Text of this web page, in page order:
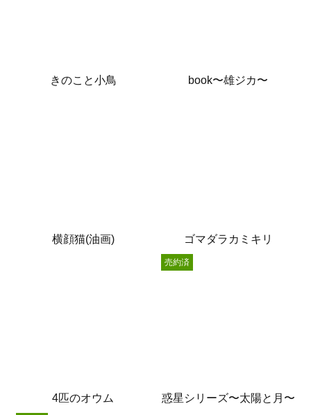
きのこと小鳥 book〜雄ジカ〜
横顔猫(油画) ゴマダラカミキリ
4匹のオウム 惑星シリーズ〜太陽と月〜
売約済